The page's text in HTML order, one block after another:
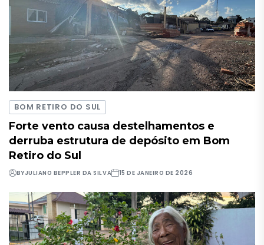
BOM RETIRO DO SUL
Forte vento causa destelhamentos e
derruba estrutura de depósito em Bom
Retiro do Sul
BYJULIANO BEPPLER DA SILVA 15 DE JANEIRO DE 2026